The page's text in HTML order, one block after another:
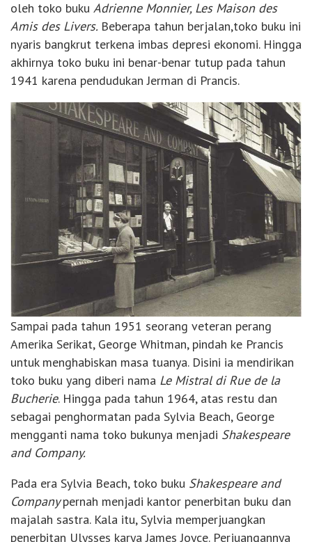
oleh toko buku Adrienne Monnier, Les Maison des
Amis des Livers. Beberapa tahun berjalan,toko buku ini
nyaris bangkrut terkena imbas depresi ekonomi. Hingga
akhirnya toko buku ini benar-benar tutup pada tahun
1941 karena pendudukan Jerman di Prancis.
Sampai pada tahun 1951 seorang veteran perang
Amerika Serikat, George Whitman, pindah ke Prancis
untuk menghabiskan masa tuanya. Disini ia mendirikan
toko buku yang diberi nama Le Mistral di Rue de la
Bucherie. Hingga pada tahun 1964, atas restu dan
sebagai penghormatan pada Sylvia Beach, George
mengganti nama toko bukunya menjadi Shakespeare
and Company.
Pada era Sylvia Beach, toko buku Shakespeare and
Companypernah menjadi kantor penerbitan buku dan
majalah sastra. Kala itu, Sylvia memperjuangkan
penerbitan Ulysses karya James Joyce. Perjuangannya